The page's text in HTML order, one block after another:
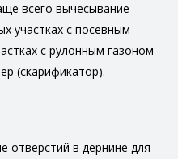
всего вычесывание
участках с посевным
с рулонным газоном
(скарификатор).
отверстий в дернине для